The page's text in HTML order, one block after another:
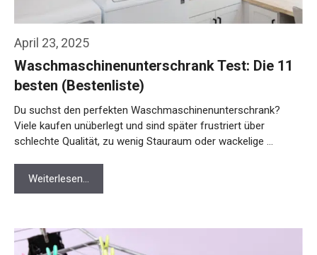
April 23, 2025
Waschmaschinenunterschrank Test: Die 11
besten (Bestenliste)
Du suchst den perfekten Waschmaschinenunterschrank?
Viele kaufen unüberlegt und sind später frustriert über
schlechte Qualität, zu wenig Stauraum oder wackelige …
Weiterlesen…